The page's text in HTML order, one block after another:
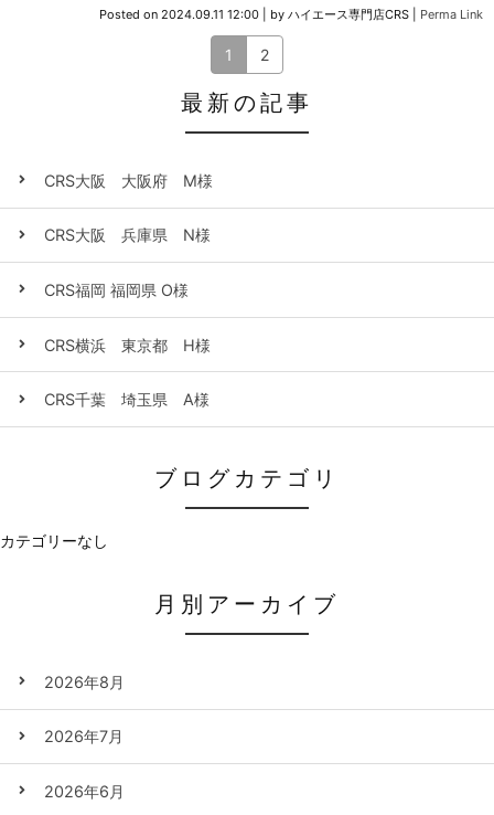
Posted on 2024.09.11 12:00 by ハイエース専門店CRS Perma Link
1 2
最新の記事
CRS大阪 大阪府 M様
CRS大阪 兵庫県 N様
CRS福岡 福岡県 O様
CRS横浜 東京都 H様
CRS千葉 埼玉県 A様
ブログカテゴリ
カテゴリーなし
月別アーカイブ
2026年8月
2026年7月
2026年6月